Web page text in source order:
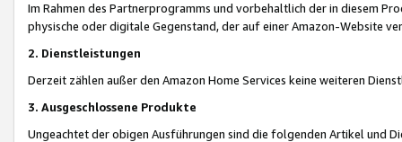
Im Rahmen des Partnerprogramms und vorbehaltlich der in diesem
physische oder digitale Gegenstand, der auf einer Amazon-Website
2. Dienstleistungen
Derzeit zählen außer den Amazon Home Services keine weiteren
3. Ausgeschlossene Produkte
Ungeachtet der obigen Ausführungen sind die folgenden Artikel und